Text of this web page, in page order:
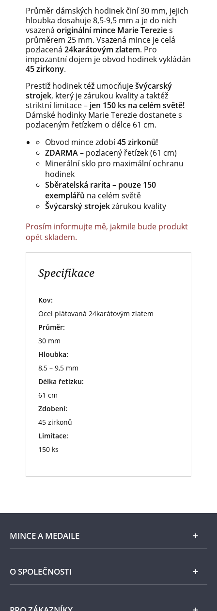
Průměr dámských hodinek činí 30 mm, jejich
hloubka dosahuje 8,5-9,5 mm a je do nich
vsazená originální mince Marie Terezies
průměrem 25 mm. Vsazená mince je celá
pozlacená 24karátovým zlatem. Pro
impozantní dojem je obvod hodinek vykládán
45 zirkony.
Prestiž hodinek též umocňuješvýcarský
strojek, který je zárukou kvality a taktéž
striktní limitace – jen 150 ks na celém světě!
Dámské hodinky Marie Terezie dostanete s
pozlaceným řetízkem o délce 61 cm.
Obvod mince zdobí45 zirkonů!
ZDARMA – pozlacený řetízek (61 cm)
Minerální sklo pro maximální ochranu
hodinek
Sběratelská rarita – pouze 150
exemplářů na celém světě
Švýcarský strojekzárukou kvality
Prosím informujte mě, jakmile bude produkt
opět skladem.
Specifikace
Kov:
Ocel plátovaná 24karátovým zlatem
Průměr:
30 mm
Hloubka:
8,5 – 9,5 mm
Délka řetízku:
61 cm
Zdobení:
45 zirkonů
Limitace:
150 ks
MINCE A MEDAILE
E-shop
O SPOLEČNOSTI
Národní Pokladnice